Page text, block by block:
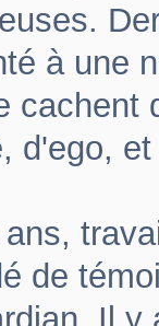
à une
cachent
d'ego,
de